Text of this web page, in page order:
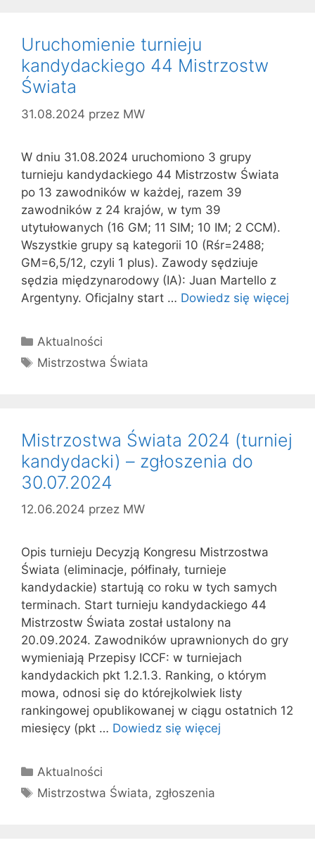
Uruchomienie turnieju
kandydackiego 44 Mistrzostw
Świata
31.08.2024 przez MW
W dniu 31.08.2024 uruchomiono 3 grupy
turnieju kandydackiego 44 Mistrzostw Świata
po 13 zawodników w każdej, razem 39
zawodników z 24 krajów, w tym 39
utytułowanych (16 GM; 11 SIM; 10 IM; 2 CCM).
Wszystkie grupy są kategorii 10 (Rśr=2488;
GM=6,5/12, czyli 1 plus). Zawody sędziuje
sędzia międzynarodowy (IA): Juan Martello z
Argentyny. Oficjalny start … Dowiedz się więcej
Kategorie
Aktualności
Tagi
Mistrzostwa Świata
Mistrzostwa Świata 2024 (turniej
kandydacki) – zgłoszenia do
30.07.2024
12.06.2024 przez MW
Opis turnieju Decyzją Kongresu Mistrzostwa
Świata (eliminacje, półfinały, turnieje
kandydackie) startują co roku w tych samych
terminach. Start turnieju kandydackiego 44
Mistrzostw Świata został ustalony na
20.09.2024. Zawodników uprawnionych do gry
wymieniają Przepisy ICCF: w turniejach
kandydackich pkt 1.2.1.3. Ranking, o którym
mowa, odnosi się do którejkolwiek listy
rankingowej opublikowanej w ciągu ostatnich 12
miesięcy (pkt … Dowiedz się więcej
Kategorie
Aktualności
Tagi
Mistrzostwa Świata, zgłoszenia